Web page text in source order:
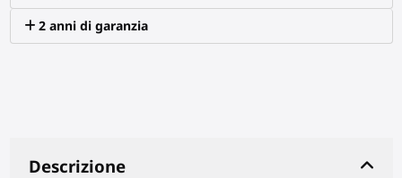
2 anni di garanzia
Descrizione